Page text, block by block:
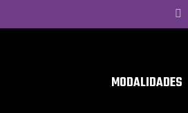
MODALIDADES